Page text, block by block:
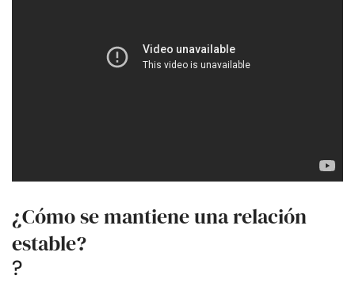
¿Cómo se mantiene una relación
estable?
?